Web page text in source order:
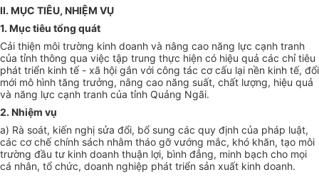
II. MỤC TIÊU, NHIỆM VỤ
1. Mục tiêu tổng quát
Cải thiện môi trường kinh doanh và nâng cao năng lực cạnh tranh
của tỉnh thông qua việc tập trung thực hiện có hiệu quả các chỉ tiêu
phát triển kinh tế - xã hội gắn với công tác cơ cấu lại nền kinh tế, đổi
mới mô hình tăng trưởng, nâng cao năng suất, chất lượng, hiệu quả
và năng lực cạnh tranh của tỉnh Quảng Ngãi.
2. Nhiệm vụ
a) Rà soát, kiến nghị sửa đổi, bổ sung các quy định của pháp luật,
các cơ chế chính sách nhằm tháo gỡ vướng mắc, khó khăn, tạo môi
trường đầu tư kinh doanh thuận lợi, bình đẳng, minh bạch cho mọi
cá nhân, tổ chức, doanh nghiệp phát triển sản xuất kinh doanh.